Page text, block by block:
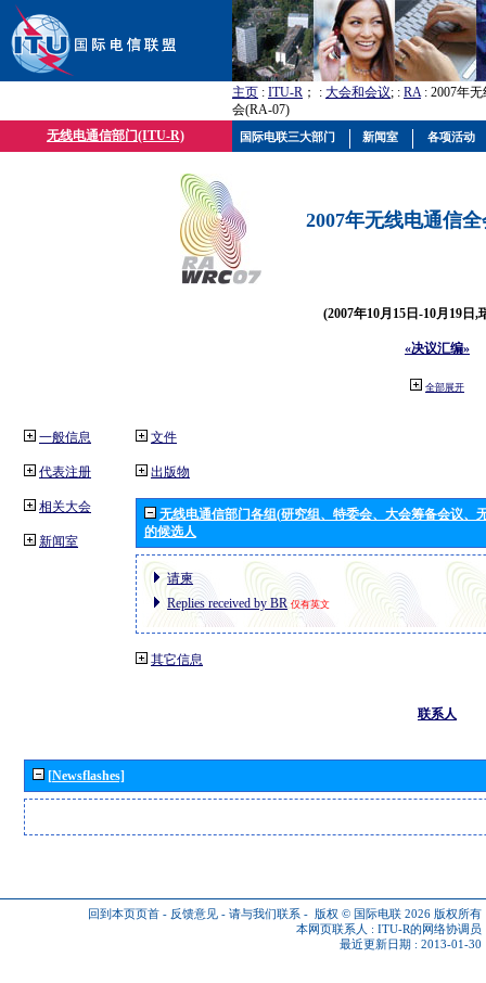
主页 : ITU-R ； : 大会和会议; : RA: 2007年
会(RA-07)
无线电通信部门(ITU-R)
2007年无线电通信
(2007年10月15日-10月19日,
«决议汇编»
全部展开
一般信息
代表注册
相关大会
新闻室
文件
出版物
无线电通信部门各组(研究组、特委会、大会筹备会议、
的候选人
请柬
Replies received by BR 仅有英文
其它信息
联系人
[Newsflashes]
回到本页页首 - 反馈意见 - 请与我们联系 - 版权 © 国际电联 2026 版权所有
本网页联系人 : ITU-R的网络协调员
最近更新日期 : 2013-01-30
国际电联三大部门 新闻室 各项活动